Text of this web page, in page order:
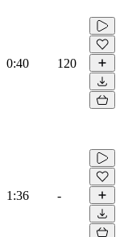
0:40 120
1:36 -